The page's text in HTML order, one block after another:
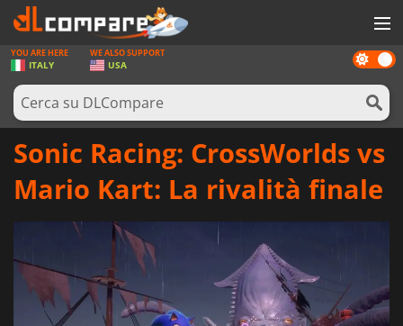
GIOCHI
PREPAGATE
SOFTWARE
ACCEDI O REGISTRATI
Dark
mode
YOU ARE HERE
ITALY
WE ALSO SUPPORT
USA
Sonic Racing: CrossWorlds vs
Mario Kart: La rivalità finale